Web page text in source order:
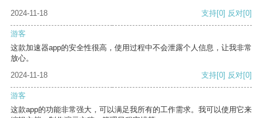
2024-11-18 支持[0] 反对[0]
游客
这款加速器app的安全性很高，使用过程中不会泄露个人信息，让我非常
放心。
2024-11-18
支持[0] 反对[0]
游客
这款app的功能非常强大，可以满足我所有的工作需求。我可以使用它来